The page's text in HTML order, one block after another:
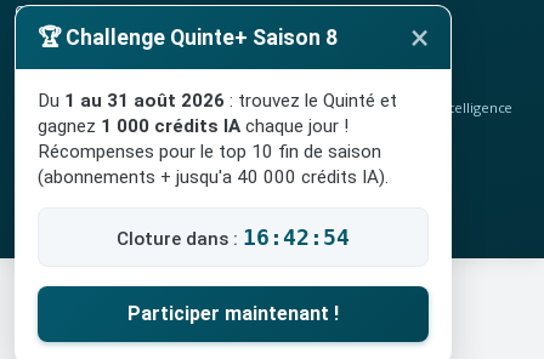
Contact
Confidentialité
© 2020-2026 TURF.bzh , analyses hippiques, classement ELO et intelligence
artificielle.
Site indépendant, sans lien avec le PMU. Jeu interdit aux mineurs.
🏆 Challenge Quinte+ Saison 8 ×
Du 1 au 31 août 2026 : trouvez le Quinté et
gagnez 1 000 crédits IA chaque jour !
Récompenses pour le top 10 fin de saison
(abonnements + jusqu'a 40 000 crédits IA).
Cloture dans : 16:42:54
Participer maintenant !